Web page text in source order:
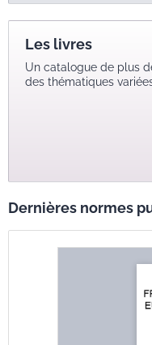
Les livres
Un catalogue de plus
des thématiques
Dernières normes